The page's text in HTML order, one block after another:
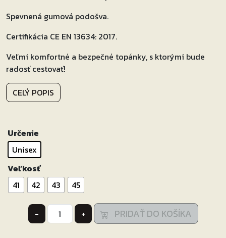
Spevnená gumová podošva.
Certifikácia CE EN 13634: 2017.
Veľmi komfortné a bezpečné topánky, s ktorými bude
radosť cestovať!
CELÝ POPIS
Určenie
Unisex
Veľkosť
41
42 43 45
-
množstvo
Topánky
+ PRIDAŤ DO KOŠÍKA